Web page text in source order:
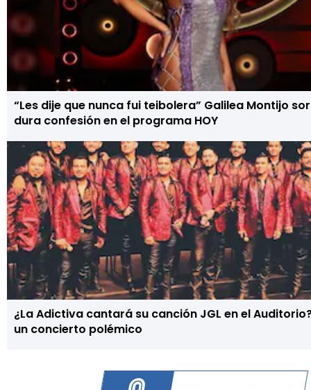
“Les dije que nunca fui teibolera” Galilea Montijo
dura confesión en el programa HOY
¿La Adictiva cantará su canción JGL en el
un concierto polémico